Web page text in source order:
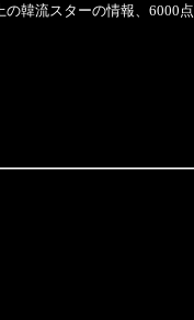
の韓流スターの情報、6000